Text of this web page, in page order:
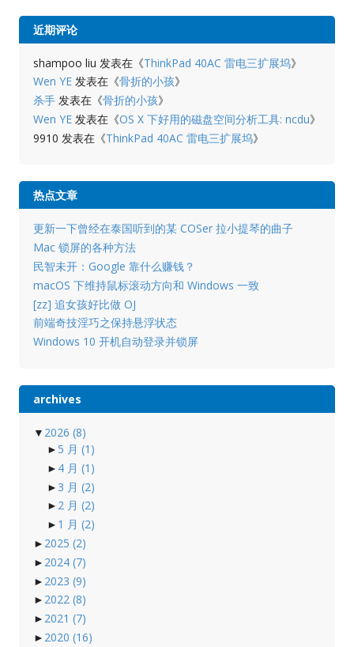
近期评论
shampoo liu 发表在《ThinkPad 40AC 雷电三扩展坞》
Wen YE发表在《骨折的小孩》
杀手发表在《骨折的小孩》
Wen YE发表在《OS X 下好用的磁盘空间分析工具: ncdu》
9910 发表在《ThinkPad 40AC 雷电三扩展坞》
热点文章
更新一下曾经在泰国听到的某 COSer 拉小提琴的曲子
Mac 锁屏的各种方法
民智未开：Google 靠什么赚钱？
macOS 下维持鼠标滚动方向和 Windows 一致
[zz] 追女孩好比做 OJ
前端奇技淫巧之保持悬浮状态
Windows 10 开机自动登录并锁屏
archives
▼ 2026 (8)
► 5 月 (1)
► 4 月 (1)
► 3 月 (2)
► 2 月 (2)
► 1 月 (2)
► 2025 (2)
► 2024 (7)
► 2023 (9)
► 2022 (8)
► 2021 (7)
► 2020 (16)